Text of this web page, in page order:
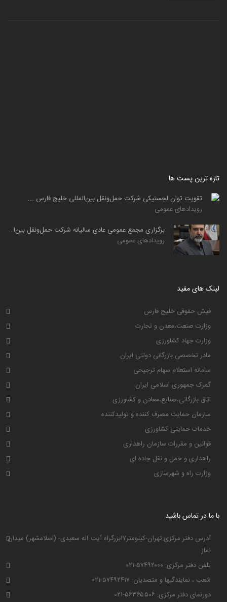
تقویت توان لجستیکی شرکت حمل‌ونقل بین‌المللی خلیج فارس ...
رویدادهای عمومی
رویدادهای عمومی
وزارت صنعت،معدن و تجارت
وزارت جهاد کشاورزی
مادر تخصصی بازرگانی دولتی ایران
سامانه استعلام سهام ترجیحی
گمرک جمهوری اسلامی ایران
اتاق بازرگانی،صنایع،معادن و کشاورزی
سازمان حمایت مصرف کننده و تولیدکننده
خدمات حمایتی کشاورزی
قوانین و مقررات سازمان راهداری
راهداری و حمل و نقل جاده ای
وزارت راه و شهرسازی
نماز
تلفن دفتر مرکزی: ۵۷۴۹۲۰۰۰-۰۲۱
شعب ، نمایندگیها و متصدیان: ۵۷۴۹۲۴۱۷-۰۲۱
دورنمای دفتر مرکزی: ۵۶۳۶۵۵۰۶-۰۲۱
پست الکترونیکی: info@pgtco.ir